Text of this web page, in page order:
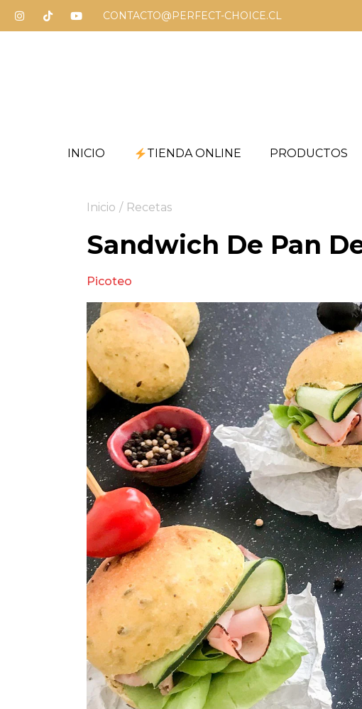
CONTACTO@PERFECT-CHOICE.CL
INICIO TIENDA ONLINE PRODUCTOS
Inicio / Recetas
Sandwich De Pan
Picoteo